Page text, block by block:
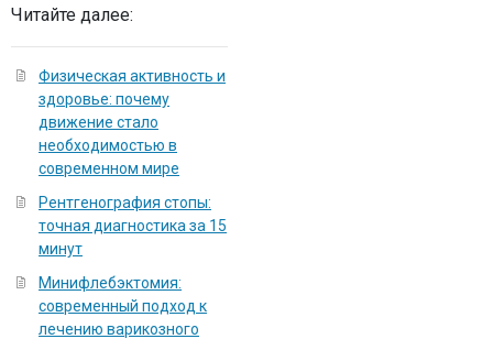
Читайте далее:
Физическая активность и
здоровье: почему
движение стало
необходимостью в
современном мире
Рентгенография стопы:
точная диагностика за 15
минут
Минифлебэктомия:
современный подход к
лечению варикозного